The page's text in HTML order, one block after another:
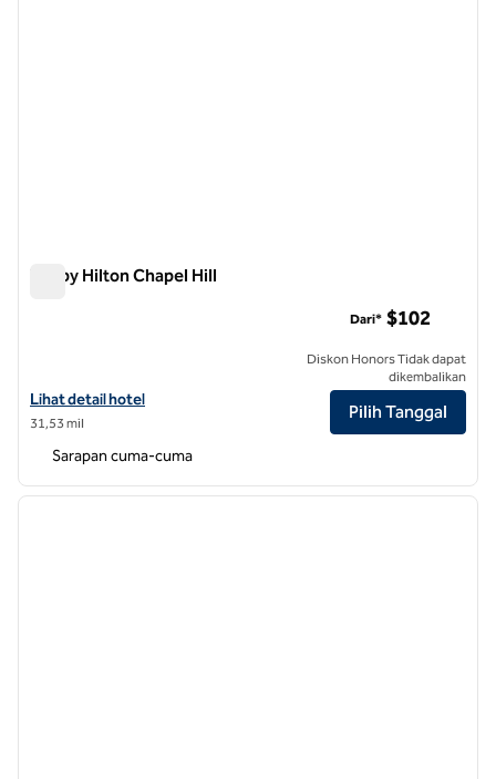
Tru by Hilton Chapel Hill
Lihat detail hotel untuk Tru by Hilton Chapel Hill
Lihat detail hotel
31,53 mil
Dari* $102
Diskon Honors Tidak dapat
dikembalikan
Pilih Tanggal
Sarapan cuma-cuma
1 dari 12